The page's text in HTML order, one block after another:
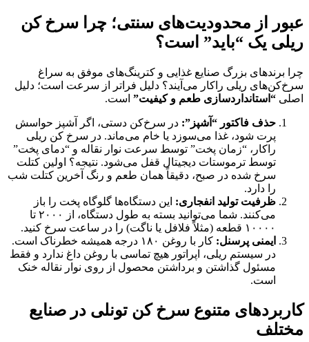
عبور از محدودیت‌های سنتی؛ چرا سرخ کن
ریلی یک “باید” است؟
چرا برندهای بزرگ صنایع غذایی و کترینگ‌های موفق به سراغ
سرخ‌کن‌های ریلی راکار می‌آیند؟ دلیل فراتر از سرعت است؛ دلیل
اصلی “استانداردسازی طعم و کیفیت” است.
حذف فاکتور “آشپز”: در سرخ‌کن دستی، اگر آشپز حواسش
پرت شود، غذا می‌سوزد یا خام می‌ماند. در سرخ کن ریلی
راکار، “زمان پخت” توسط سرعت نوار نقاله و “دمای پخت”
توسط ترموستات دیجیتال قفل می‌شود. نتیجه؟ اولین کتلت
سرخ شده در صبح، دقیقاً همان طعم و رنگ آخرین کتلت شب
را دارد.
ظرفیت تولید انفجاری: این دستگاه‌ها گلوگاه پخت را باز
می‌کنند. شما می‌توانید بسته به طول دستگاه، از ۲۰۰۰ تا
۱۰۰۰۰ قطعه (مثلاً فلافل یا ناگت) را در ساعت سرخ کنید.
ایمنی پرسنل:
کار با روغن ۱۸۰ درجه همیشه خطرناک است.
در سیستم ریلی، اپراتور هیچ تماسی با روغن داغ ندارد و فقط
مسئول گذاشتن و برداشتن محصول از روی نوار نقاله خنک
است.
کاربردهای متنوع سرخ کن تونلی در صنایع
مختلف